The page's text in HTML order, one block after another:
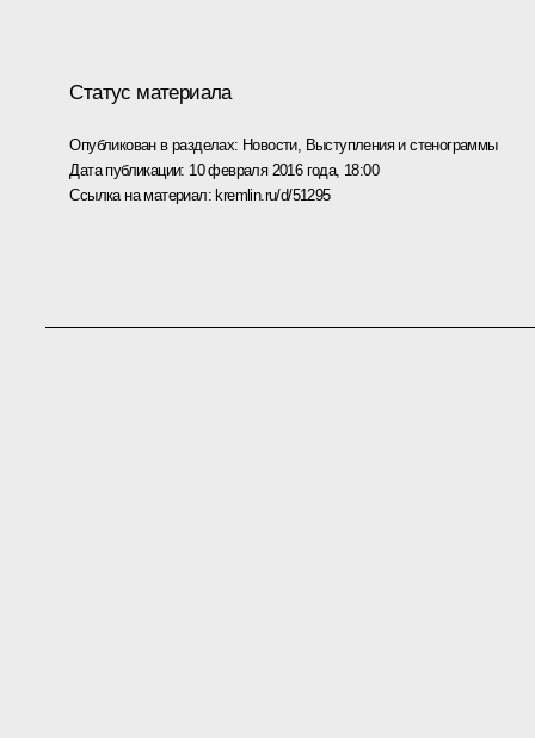
Статус материала
Опубликован в разделах: Новости, Выступления и стенограммы
Дата публикации: 10 февраля 2016 года, 18:00
Ссылка на материал: kremlin.ru/d/51295